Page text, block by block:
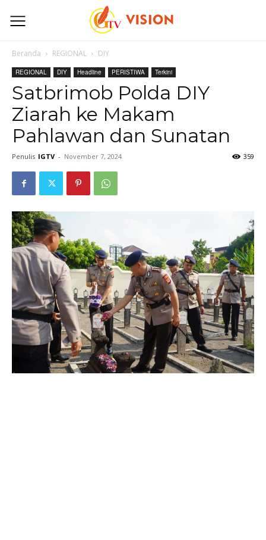
Beranda REGIONAL DIY
REGIONAL DIY Headline PERISTIWA Terkini
Satbrimob Polda DIY
Ziarah ke Makam
Pahlawan dan Sunatan
Penulis IGTV - November 7, 2024 359